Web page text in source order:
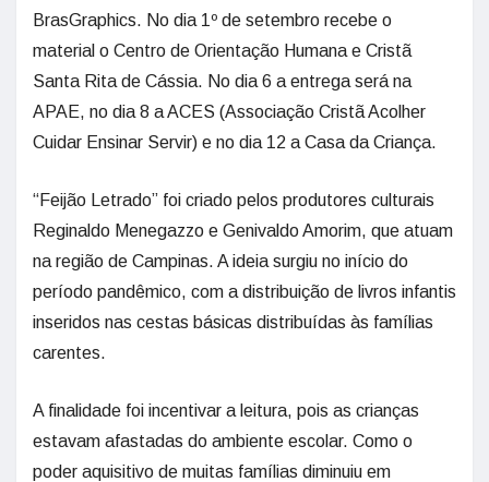
BrasGraphics. No dia 1º de setembro recebe o
material o Centro de Orientação Humana e Cristã
Santa Rita de Cássia. No dia 6 a entrega será na
APAE, no dia 8 a ACES (Associação Cristã Acolher
Cuidar Ensinar Servir) e no dia 12 a Casa da Criança.
“Feijão Letrado” foi criado pelos produtores culturais
Reginaldo Menegazzo e Genivaldo Amorim, que atuam
na região de Campinas. A ideia surgiu no início do
período pandêmico, com a distribuição de livros infantis
inseridos nas cestas básicas distribuídas às famílias
carentes.
A finalidade foi incentivar a leitura, pois as crianças
estavam afastadas do ambiente escolar. Como o
poder aquisitivo de muitas famílias diminuiu em